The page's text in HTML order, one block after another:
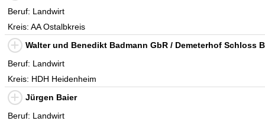
Beruf: Landwirt
Kreis: AA Ostalbkreis
Walter und Benedikt Badmann GbR / Demeterhof Schloss
Beruf: Landwirt
Kreis: HDH Heidenheim
Jürgen Baier
Beruf: Landwirt